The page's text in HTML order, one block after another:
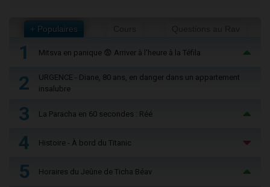
+ Populaires
1 Mitsva en panique 😨 Arriver à l'heure à la Téfila
2
URGENCE - Diane, 80 ans, en danger dans un appartement
insalubre
3 La Paracha en 60 secondes : Réé
4 Histoire - À bord du Titanic
5 Horaires du Jeûne de Ticha Béav